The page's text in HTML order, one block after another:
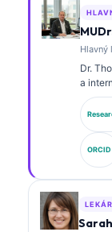
Hlavný
Dr.
a
siete.
oblasti
ORCID